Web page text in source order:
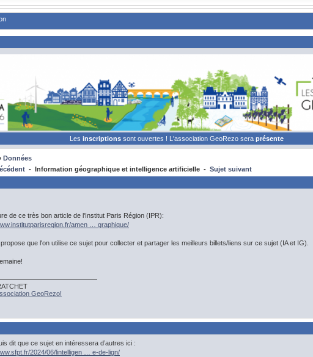
Les inscriptions sont ouvertes ! L'association GeoRezo sera présente
Données
- Information géographique et intelligence artificielle - Sujet suivant
de ce très bon article de l'Institut Paris Région (IPR):
amen … graphique/
que l'on utilise ce sujet pour collecter et partager les meilleurs billets/liens sur ce sujet (IA et IG).
GeoRezo!
dit que ce sujet en intéressera d’autres ici :
2024/06/lintelligen … e-de-lign/